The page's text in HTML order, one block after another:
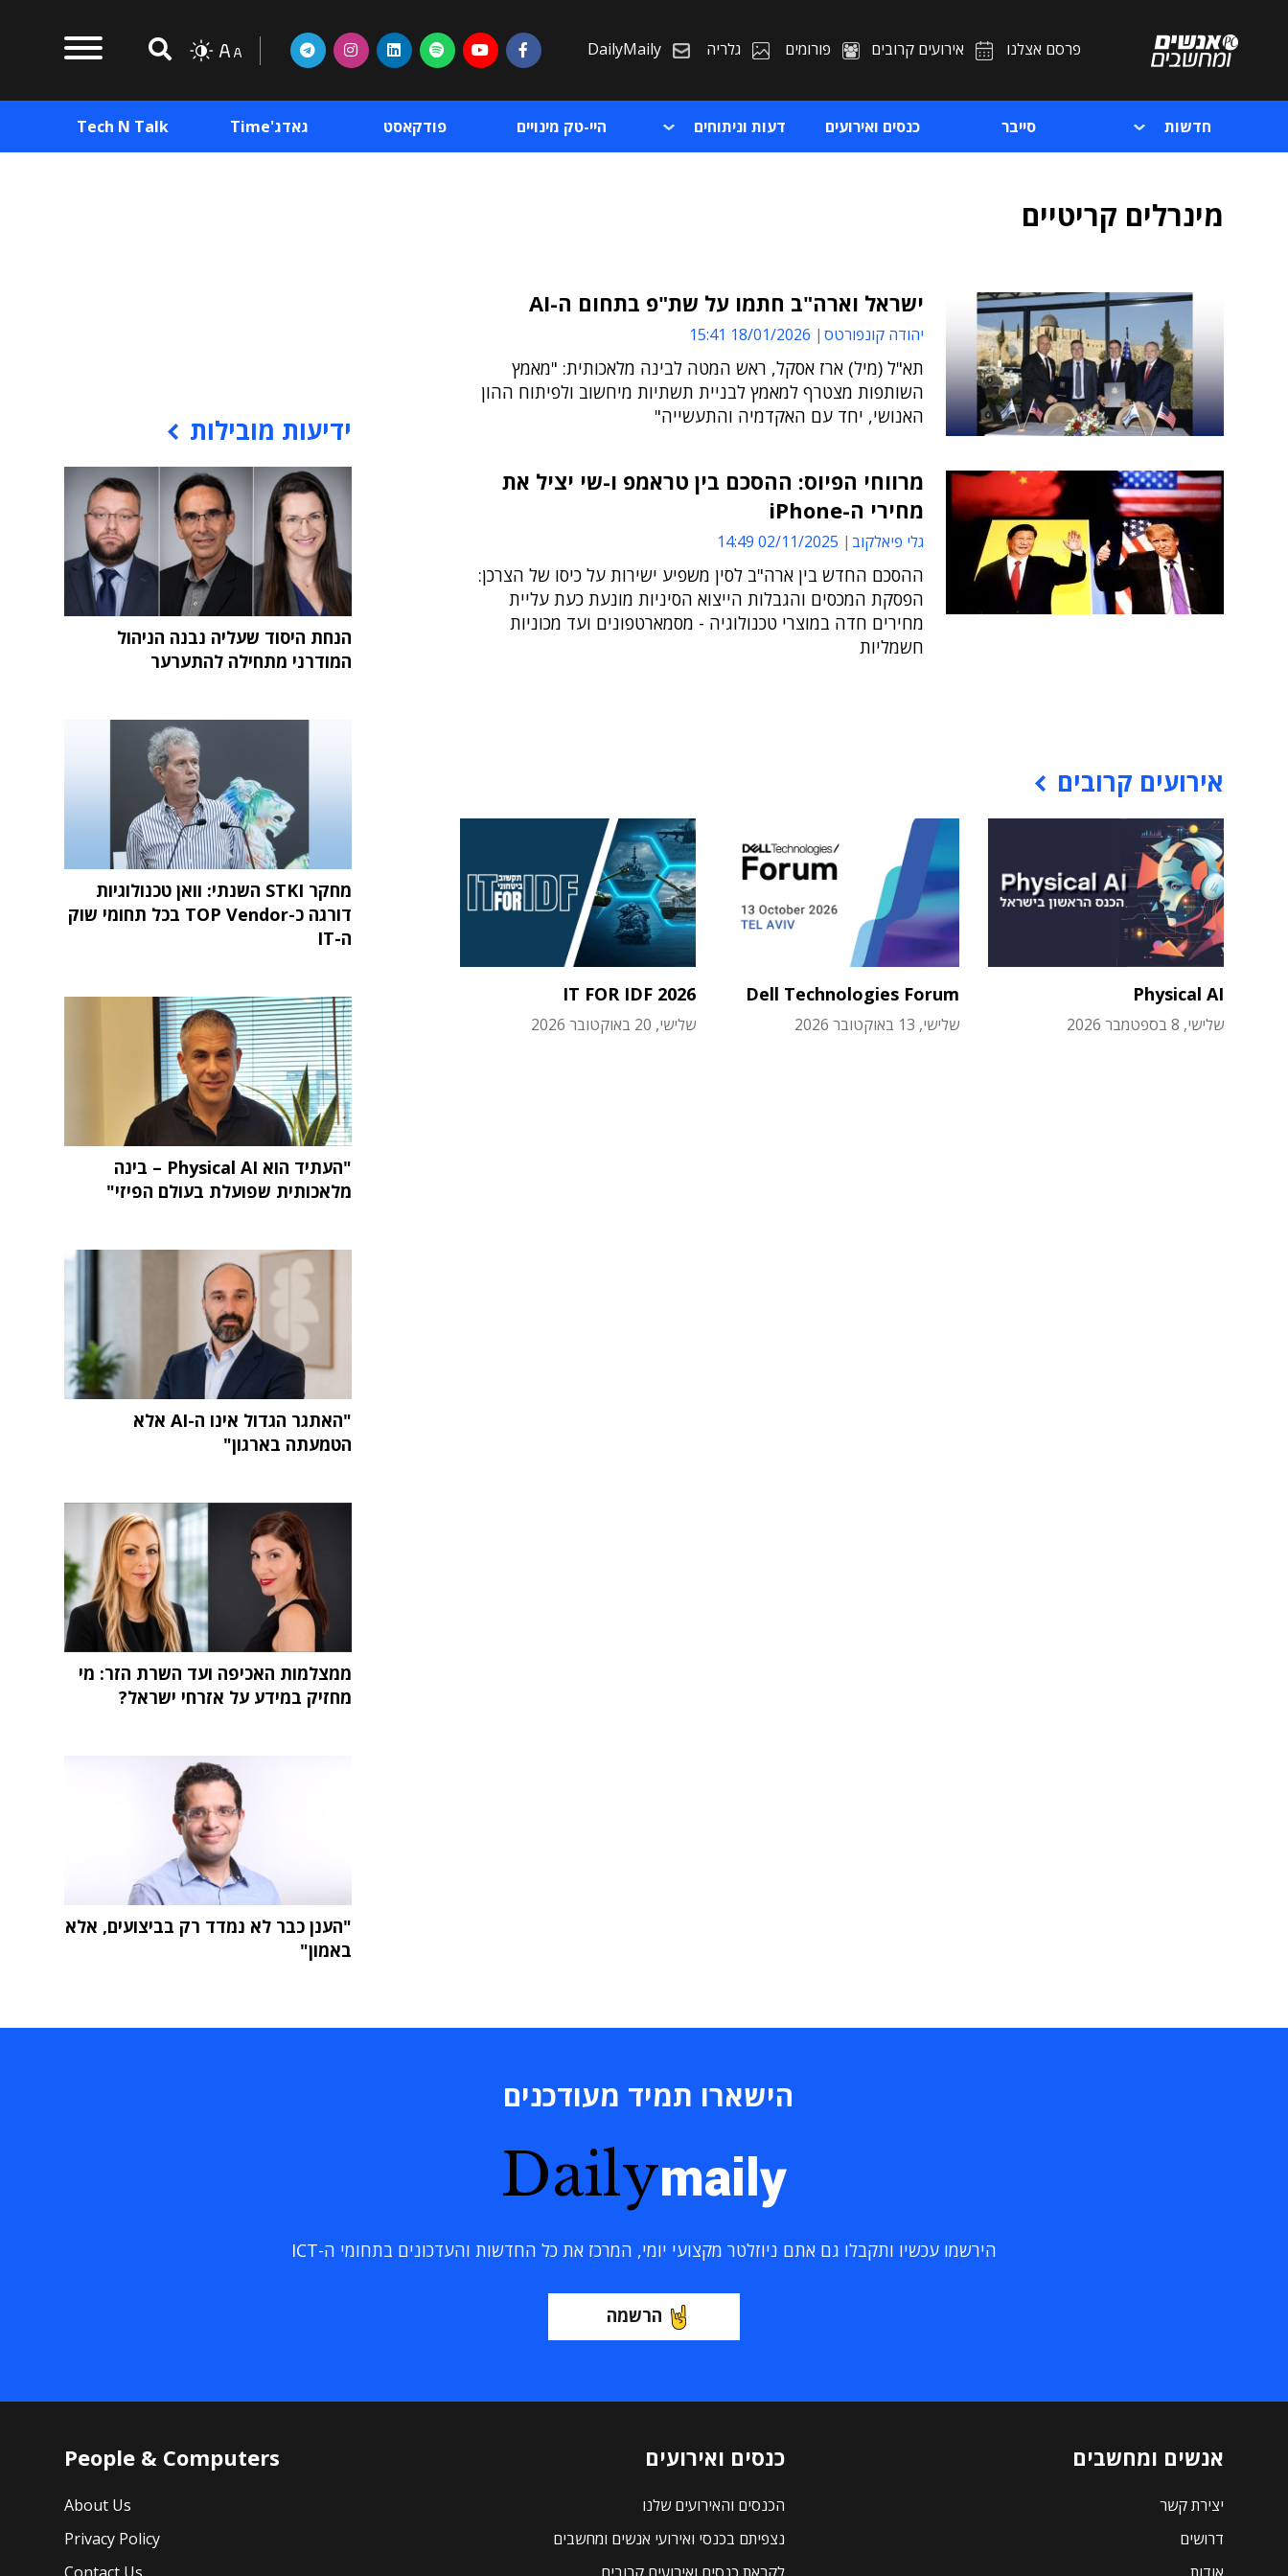
פרסם אצלנו אירועים קרובים פורומים גלריה DailyMaily
חדשות סייבר כנסים ואירועים דעות וניתוחים היי-טק מינויים פודקאסט גאדג'Time Tech N Talk
מינרלים קריטיים
ישראל וארה"ב חתמו על שת"פ בתחום ה-AI
יהודה קונפורטס 18/01/2026 15:41
תא"ל (מיל) ארז אסקל, ראש המטה לבינה מלאכותית: "מאמץ
השותפות מצטרף למאמץ לבניית תשתיות מיחשוב ולפיתוח ההון
האנושי, יחד עם האקדמיה והתעשייה"
מרווחי הפיוס: ההסכם בין טראמפ ו-שי יציל את
מחירי ה-iPhone
גלי פיאלקוב 02/11/2025 14:49
ההסכם החדש בין ארה"ב לסין משפיע ישירות על כיסו של הצרכן:
הפסקת המכסים והגבלות הייצוא הסיניות מונעת כעת עליית
מחירים חדה במוצרי טכנולוגיה - מסמארטפונים ועד מכוניות
חשמליות
אירועים קרובים
Physical AI
שלישי, 8 בספטמבר 2026
Dell Technologies Forum
שלישי, 13 באוקטובר 2026
IT FOR IDF 2026
שלישי, 20 באוקטובר 2026
ידיעות מובילות
הנחת היסוד שעליה נבנה הניהול
המודרני מתחילה להתערער
מחקר STKI השנתי: וואן טכנולוגיות
דורגה כ-TOP Vendor בכל תחומי שוק
ה-IT
"העתיד הוא Physical AI – בינה
מלאכותית שפועלת בעולם הפיזי"
"האתגר הגדול אינו ה-AI אלא
הטמעתה בארגון"
ממצלמות האכיפה ועד השרת הזר: מי
מחזיק במידע על אזרחי ישראל?
"הענן כבר לא נמדד רק בביצועים, אלא
באמון"
הישארו תמיד מעודכנים
Dailymaily
הירשמו עכשיו ותקבלו גם אתם ניוזלטר מקצועי יומי, המרכז את כל החדשות והעדכונים בתחומי ה-ICT
הרשמה
אנשים ומחשבים
יצירת קשר
דרושים
כנסים ואירועים
הכנסים והאירועים שלנו
נצפיתם בכנסי ואירועי אנשים ומחשבים
People & Computers
About Us
Privacy Policy